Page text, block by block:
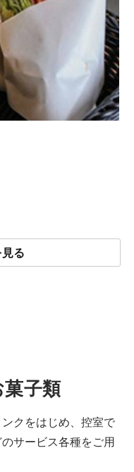
る
子類
クをはじめ、控室で
サービス各種をご用